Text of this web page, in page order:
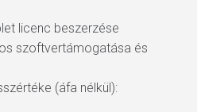
licenc beszerzése
szoftvertámogatása és
(áfa nélkül):